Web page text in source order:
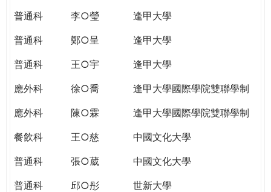
普通科
李○瑩
逢甲大學
普通科
鄭○呈
逢甲大學
普通科
王○宇
逢甲大學
應外科
徐○喬
逢甲大學國際學院雙聯學制
應外科
陳○霖
逢甲大學國際學院雙聯學制
餐飲科
王○慈
中國文化大學
普通科
張○葳
中國文化大學
普通科
邱○彤
世新大學